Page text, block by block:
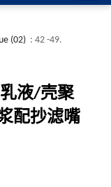
(02) : 42 -49.
液/壳聚
配抄滤嘴